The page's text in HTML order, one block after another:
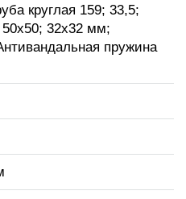
круглая 159; 33,5;
32х32 мм;
пружина